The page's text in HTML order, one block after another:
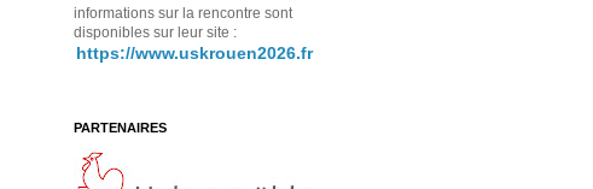
informations sur la rencontre sont
disponibles sur leur site :
https://www.uskrouen2026.fr
PARTENAIRES